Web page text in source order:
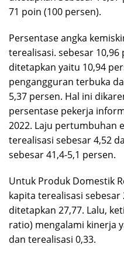
71 poin (100 persen).
Persentase angka
terealisasi. sebesar
ditetapkan yaitu 10,94
pengangguran terbuka
5,37 persen. Hal ini
persentase pekerja
2022. Laju pertumbuhan
terealisasi sebesar 4,52
sebesar 41,4-5,1 persen.
Untuk Produk Domestik
kapita terealisasi
ditetapkan 27,77. Lalu,
ratio) mengalami kinerja
dan terealisasi 0,33.